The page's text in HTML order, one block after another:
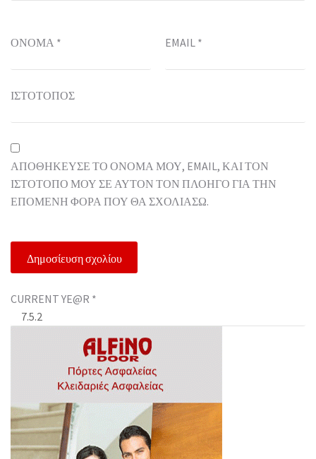
ΌΝΟΜΑ * EMAIL *
ΙΣΤΌΤΟΠΟΣ
ΑΠΟΘΉΚΕΥΣΕ ΤΟ ΌΝΟΜΆ ΜΟΥ, EMAIL, ΚΑΙ ΤΟΝ
ΙΣΤΌΤΟΠΟ ΜΟΥ ΣΕ ΑΥΤΌΝ ΤΟΝ ΠΛΟΗΓΌ ΓΙΑ ΤΗΝ
ΕΠΌΜΕΝΗ ΦΟΡΆ ΠΟΥ ΘΑ ΣΧΟΛΙΆΣΩ.
CURRENT YE@R *